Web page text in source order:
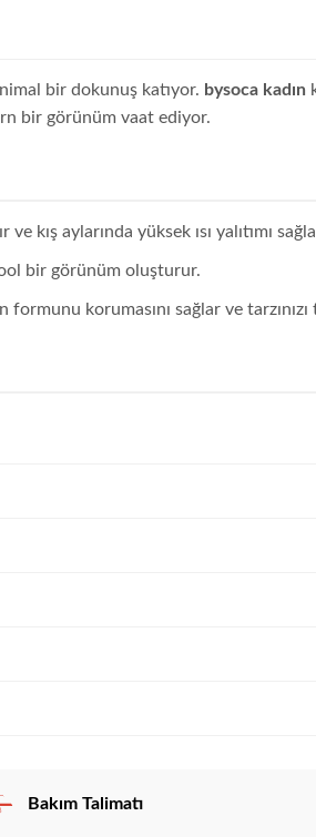
bir dokunuş katıyor. bysoca kadın
bir görünüm vaat ediyor.
kış aylarında yüksek ısı yalıtımı
bir görünüm oluşturur.
formunu korumasını sağlar ve tarzınızı
Bakım Talimatı